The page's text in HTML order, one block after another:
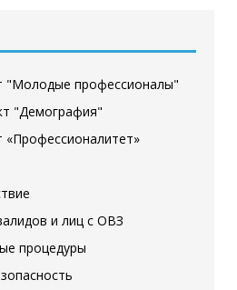
"Молодые профессионалы"
"Демография"
и лиц с ОВЗ
процедуры